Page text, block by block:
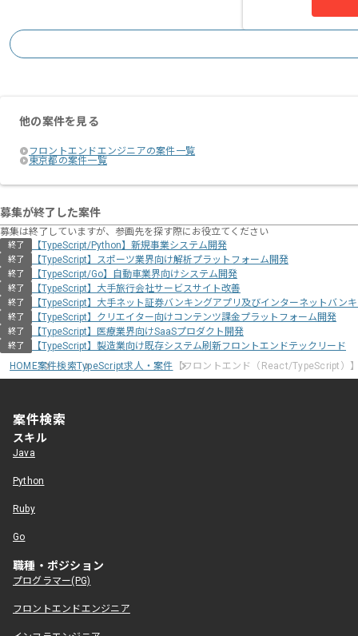
他の案件を見る
フロントエンドエンジニアの案件一覧
東京都の案件一覧
募集が終了した案件
募集は終了していますが、参画先を探す際にお役立てください
終了 【TypeScript/Python】新規事業システム開発
終了 【TypeScript】スポーツ業界向け解析プラットフォーム開発
終了 【TypeScript/Go】自動車業界向けシステム開発
終了 【TypeScript】大手旅行会社サービスサイト改善
終了 【TypeScript】大手ネット証券バンキングアプリ及びインターネットバン
終了 【TypeScript】クリエイター向けコンテンツ課金プラットフォーム開発
終了 【TypeScript】医療業界向けSaaSプロダクト開発
終了
【TypeScript】製造業向け既存システム刷新フロントエンドテックリード
HOME案件検索TypeScript求人・案件 【フロントエンド（React/TypeScript）
案件検索
スキル
Java
Python
Ruby
Go
職種・ポジション
プログラマー(PG)
フロントエンドエンジニア